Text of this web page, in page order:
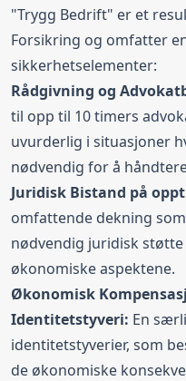
"Trygg Bedrift" er et
Forsikring og omfatter
sikkerhetselementer:
Rådgivning og
til opp til 10 timers
uvurderlig i situasjoner
nødvendig for å
Juridisk Bistand på
omfattende dekning
nødvendig juridisk
økonomiske aspektene.
Økonomisk
Identitetstyveri: En
identitetstyverier, som
de økonomiske